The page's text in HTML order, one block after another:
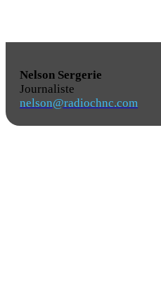
Nelson Sergerie
Journaliste
nelson@radiochnc.com